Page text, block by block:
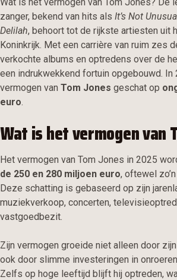
zanger, bekend van hits als It’s Not
Delilah, behoort tot de rijkste artiesten uit
Koninkrijk. Met een carrière van ruim zes
verkochte albums en optredens over de
een indrukwekkend fortuin opgebouwd. In
vermogen van Tom Jones geschat op
euro.
Wat is het vermogen van
Het vermogen van Tom Jones in 2025
de 250 en 280 miljoen euro, oftewel zo’n
Deze schatting is gebaseerd op zijn
muziekverkoop, concerten,
vastgoedbezit.
Zijn vermogen groeide niet alleen door
ook door slimme investeringen in
Zelfs op hoge leeftijd blijft hij optreden,